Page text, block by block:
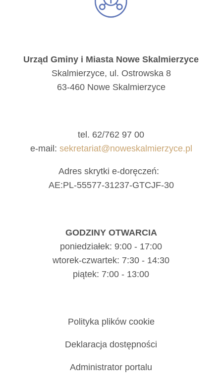
Urząd Gminy i Miasta Nowe Skalmierzyce
Skalmierzyce, ul. Ostrowska 8
63-460 Nowe Skalmierzyce
tel. 62/762 97 00
e-mail: sekretariat@noweskalmierzyce.pl
Adres skrytki e-doręczeń:
AE:PL-55577-31237-GTCJF-30
GODZINY OTWARCIA
poniedziałek: 9:00 - 17:00
wtorek-czwartek: 7:30 - 14:30
piątek: 7:00 - 13:00
Polityka plików cookie
Deklaracja dostępności
Administrator portalu